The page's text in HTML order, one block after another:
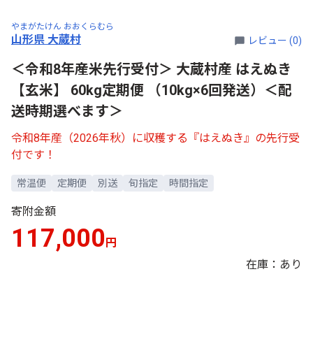
やまがたけん おおくらむら
山形県 大蔵村 レビュー (0)
＜令和8年産米先行受付＞ 大蔵村産 はえぬき
【玄米】 60kg定期便 （10kg×6回発送）＜配
送時期選べます＞
令和8年産（2026年秋）に収穫する『はえぬき』の先行受
付です！
常温便 定期便 別送 旬指定 時間指定
寄附金額
117,000 円
在庫：あり